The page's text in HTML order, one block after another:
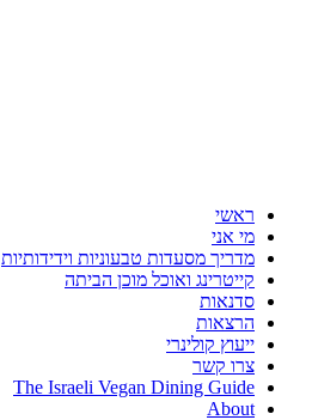
ראשי
מי אני
מדריך מסעדות טבעוניות וידידותיות
קייטרינג ואוכל מוכן הביתה
סדנאות
הרצאות
ייעוץ קולינרי
צרו קשר
The Israeli Vegan Dining Guide
About